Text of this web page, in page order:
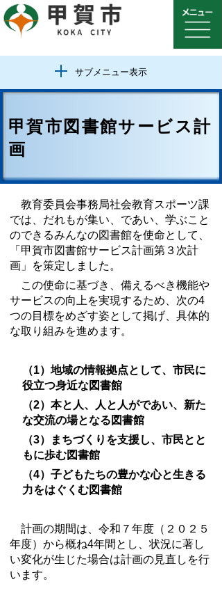
サブメニュー表示
甲賀市図書館サービス計
画
教育委員会事務局社会教育スポーツ課
では、だれもが集い、であい、学ぶこと
のできるみんなの図書館を使命として、
「甲賀市図書館サービス計画第３次計
画」を策定しました。
この使命に基づき、備えるべき機能や
サービスの向上を実現するため、次の4
つの目標をめざす姿として掲げ、具体的
な取り組みを進めます。
（1）地域の情報拠点として、市民に
役立つ身近な図書館
（2）本と人、人と人がであい、新た
な交流の場となる図書館
（3）まちづくりを支援し、市民とと
もに歩む図書館
（4）子どもたちの豊かな心と生きる
力をはぐくむ図書館
計画の期間は、令和７年度（２０２５
年度）から概ね4年間とし、状況に著し
い変化が生じた場合は計画の見直しを行
います。